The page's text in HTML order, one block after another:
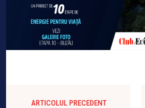
ARTICOLUL PRECEDENT